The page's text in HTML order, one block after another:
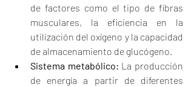
de factores como el tipo de fibras
musculares, la eficiencia en la
utilización del oxígeno y la capacidad
de almacenamiento de glucógeno.
Sistema metabólico: La producción
de energía a partir de diferentes